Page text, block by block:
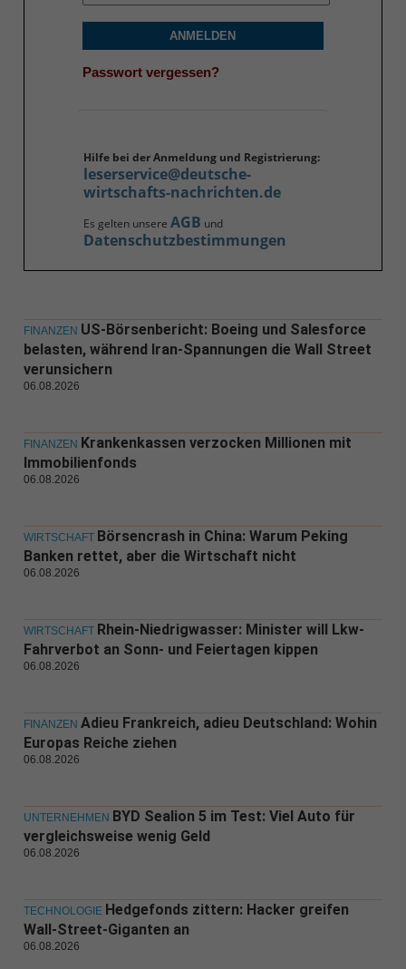
ANMELDEN
Passwort vergessen?
Hilfe bei der Anmeldung und Registrierung:
leserservice@deutsche-
wirtschafts-nachrichten.de
Es gelten unsere AGB und
Datenschutzbestimmungen
FINANZEN US-Börsenbericht: Boeing und Salesforce
belasten, während Iran-Spannungen die Wall Street
verunsichern
06.08.2026
FINANZEN Krankenkassen verzocken Millionen mit
Immobilienfonds
06.08.2026
WIRTSCHAFT Börsencrash in China: Warum Peking
Banken rettet, aber die Wirtschaft nicht
06.08.2026
WIRTSCHAFT Rhein-Niedrigwasser: Minister will Lkw-
Fahrverbot an Sonn- und Feiertagen kippen
06.08.2026
FINANZEN Adieu Frankreich, adieu Deutschland: Wohin
Europas Reiche ziehen
06.08.2026
UNTERNEHMEN BYD Sealion 5 im Test: Viel Auto für
vergleichsweise wenig Geld
06.08.2026
TECHNOLOGIE Hedgefonds zittern: Hacker greifen
Wall-Street-Giganten an
06.08.2026